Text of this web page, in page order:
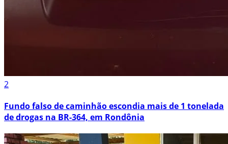
2
Fundo falso de caminhão escondia mais de 1 tonelada
de drogas na BR-364, em Rondônia